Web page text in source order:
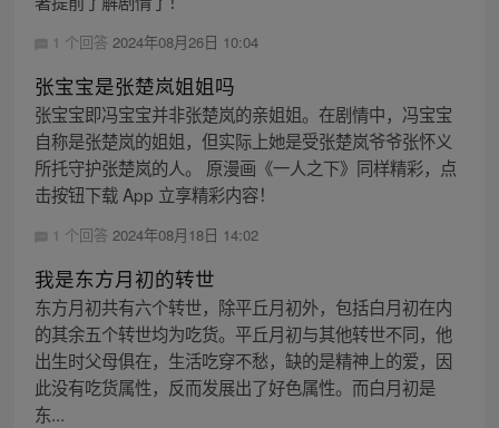
1 个回答 2024年08月26日 10:04
张宝宝是张楚岚姐姐吗
张宝宝即冯宝宝并非张楚岚的亲姐姐。在剧情中，冯宝宝
自称是张楚岚的姐姐，但实际上她是受张楚岚爷爷张怀义
所托守护张楚岚的人。 原漫画《一人之下》同样精彩，点
击按钮下载 App 立享精彩内容！
1 个回答 2024年08月18日 14:02
我是东方月初的转世
东方月初共有六个转世，除平丘月初外，包括白月初在内
的其余五个转世均为吃货。平丘月初与其他转世不同，他
出生时父母俱在，生活吃穿不愁，缺的是精神上的爱，因
此没有吃货属性，反而发展出了好色属性。而白月初是
东...